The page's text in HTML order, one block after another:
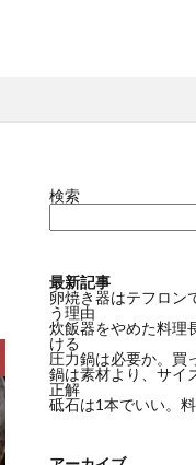
検索
最新記事
卵焼き器はテフロン
う理由
炊飯器をやめた料理
ける
圧力鍋は必要か。買
鍋は素材より、サイ
正解
砥石は1本でいい。